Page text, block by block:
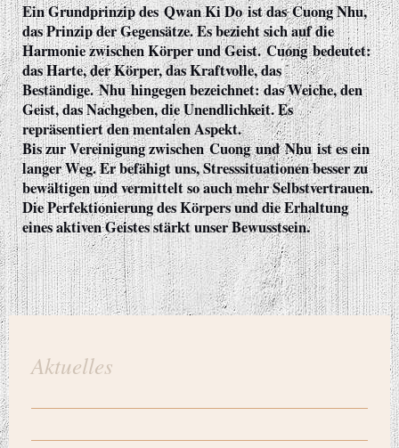
Ein Grundprinzip desQwan Ki Doist dasCuong Nhu,
das Prinzip der Gegensätze. Es bezieht sich auf die
Harmonie zwischen Körper und Geist.Cuongbedeutet:
das Harte, der Körper, das Kraftvolle, das
Beständige.Nhuhingegen bezeichnet: das Weiche, den
Geist, das Nachgeben, die Unendlichkeit. Es
repräsentiert den mentalen Aspekt.
Bis zur Vereinigung zwischenCuongundNhuist es ein
langer Weg. Er befähigt uns, Stresssituationen besser zu
bewältigen und vermittelt so auch mehr Selbstvertrauen.
Die Perfektionierung des Körpers und die Erhaltung
eines aktiven Geistes stärkt unser Bewusstsein.
Aktuelles